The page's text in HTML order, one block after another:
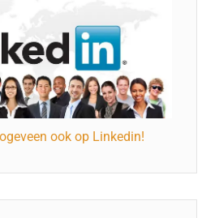
ook op Linkedin!